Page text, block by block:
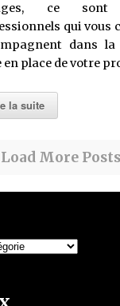
ce
qui vous
dans
en place de votre
la suite
Load More Posts